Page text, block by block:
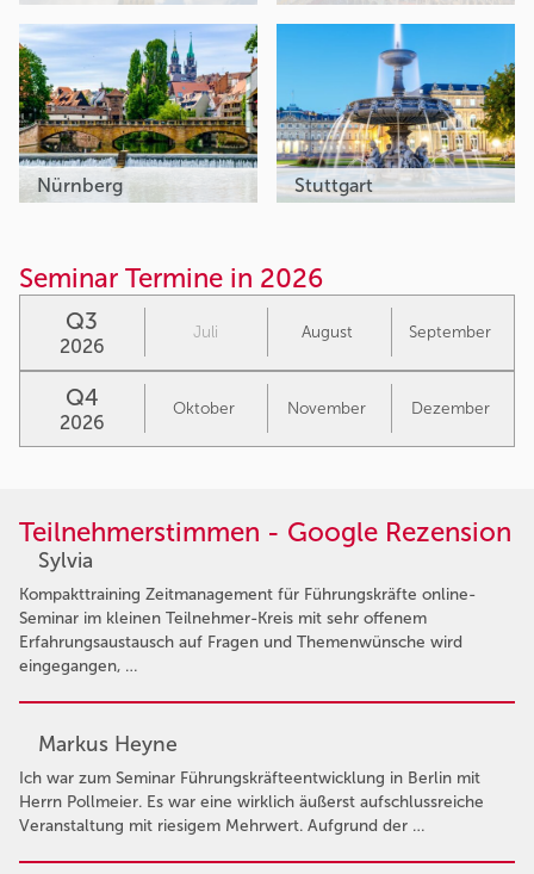
Teilnehmerstimmen - Google Rezension
Sylvia
Kompakttraining Zeitmanagement für Führungskräfte online-
Seminar im kleinen Teilnehmer-Kreis mit sehr offenem
Erfahrungsaustausch auf Fragen und Themenwünsche wird
eingegangen, …
Markus Heyne
Ich war zum Seminar Führungskräfteentwicklung in Berlin mit
Herrn Pollmeier. Es war eine wirklich äußerst aufschlussreiche
Veranstaltung mit riesigem Mehrwert. Aufgrund der …
Nürnberg Stuttgart
Seminar Termine in 2026
Q3
2026
Juli August September
Q4
2026
Oktober November Dezember